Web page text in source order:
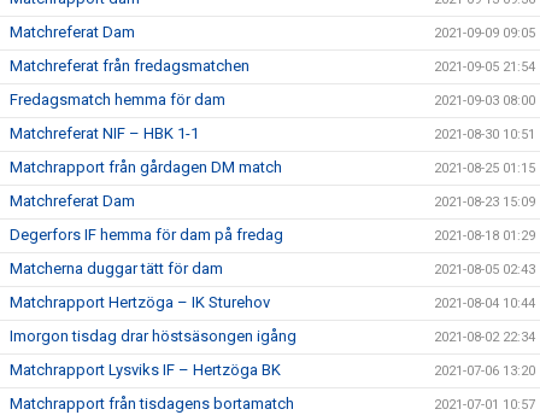
Matchreferat Dam 2021-09-09 09:05
Matchreferat från fredagsmatchen 2021-09-05 21:54
Fredagsmatch hemma för dam 2021-09-03 08:00
Matchreferat NIF – HBK 1-1 2021-08-30 10:51
Matchrapport från gårdagen DM match 2021-08-25 01:15
Matchreferat Dam 2021-08-23 15:09
Degerfors IF hemma för dam på fredag 2021-08-18 01:29
Matcherna duggar tätt för dam 2021-08-05 02:43
Matchrapport Hertzöga – IK Sturehov 2021-08-04 10:44
Imorgon tisdag drar höstsäsongen igång 2021-08-02 22:34
Matchrapport Lysviks IF – Hertzöga BK 2021-07-06 13:20
Matchrapport från tisdagens bortamatch 2021-07-01 10:57